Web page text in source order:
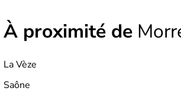
À proximité de
La Vèze
Saône